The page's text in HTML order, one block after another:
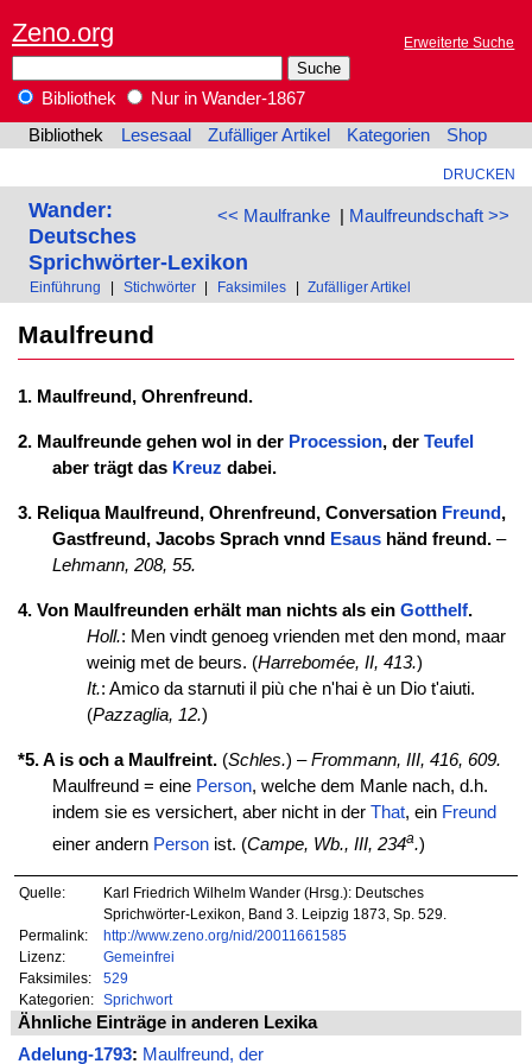
Zeno.org Erweiterte Suche
Bibliothek
Nur in Wander-1867
Bibliothek
Lesesaal Zufälliger Artikel Kategorien Shop
DRUCKEN
<< Maulfranke| Maulfreundschaft >>
Wander:
Deutsches
Sprichwörter-Lexikon
Einführung Stichwörter Faksimiles Zufälliger Artikel
Maulfreund
1. Maulfreund, Ohrenfreund.
2. Maulfreunde gehen wol in der Procession, der Teufel
aber trägt das Kreuz dabei.
3. Reliqua Maulfreund, Ohrenfreund, Conversation Freund,
Gastfreund, Jacobs Sprach vnnd Esaushänd freund.–
Lehmann, 208, 55.
4. Von Maulfreunden erhält man nichts als ein Gotthelf.
Holl.: Men vindt genoeg vrienden met den mond, maar
weinig met de beurs. (Harrebomée, II, 413.)
It.: Amico da starnuti il più che n'hai è un Dio t'aiuti.
(Pazzaglia, 12.)
*5. A is och a Maulfreint.(Schles.) –Frommann, III, 416, 609.
Maulfreund = eine Person, welche dem Manle nach, d.h.
indem sie es versichert, aber nicht in der That, ein Freund
einer andern Personist. (Campe, Wb., III, 234a.)
Quelle:
Karl Friedrich Wilhelm Wander (Hrsg.): Deutsches
Sprichwörter-Lexikon, Band 3. Leipzig 1873, Sp. 529.
Permalink:
http://www.zeno.org/nid/20011661585
Lizenz:
Gemeinfrei
Faksimiles:
529
Kategorien:
Sprichwort
Ähnliche Einträge in anderen Lexika
Adelung-1793: Maulfreund, der